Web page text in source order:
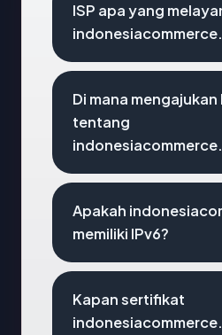
ISP apa yang
Di mana mengajukan
tentang
Apakah
memiliki IPv6?
Kapan sertifikat